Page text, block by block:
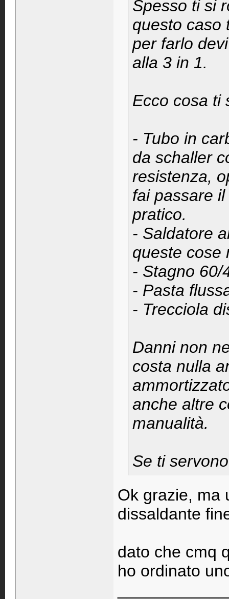
Spesso ti si
questo caso
per farlo
alla 3 in 1.
Ecco cosa ti
- Tubo in
da schaller
resistenza,
fai passare
pratico.
- Saldatore
queste cose
- Stagno 60/
- Pasta
- Trecciola
Danni non
costa nulla
anche altre
manualità.
Se ti
Ok grazie, ma
dissaldante
dato che cmq
ho ordinato